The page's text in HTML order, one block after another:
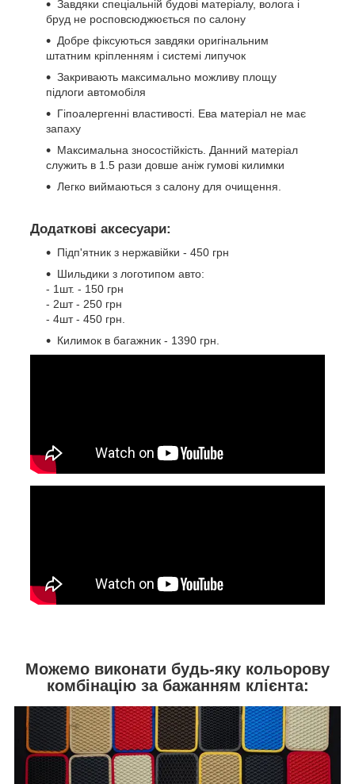
Завдяки спеціальній будові матеріалу, волога і
бруд не росповсюджюється по салону
Добре фіксуються завдяки оригінальним
штатним кріпленням і системі липучок
Закривають максимально можливу площу
підлоги автомобіля
Гіпоалергенні властивості. Ева матеріал не має
запаху
Максимальна зносостійкість. Данний матеріал
служить в 1.5 рази довше аніж гумові килимки
Легко виймаються з салону для очищення.
Додаткові аксесуари:
Підп'ятник з нержавійки - 450 грн
Шильдики з логотипом авто:
- 1шт. - 150 грн
- 2шт - 250 грн
- 4шт - 450 грн.
Килимок в багажник - 1390 грн.
Можемо виконати будь-яку кольорову
комбінацію за бажанням клієнта: